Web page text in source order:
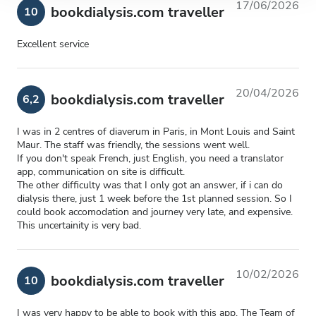
10 bookdialysis.com traveller 17/06/2026
Excellent service
6,2 bookdialysis.com traveller 20/04/2026
I was in 2 centres of diaverum in Paris, in Mont Louis and Saint
Maur. The staff was friendly, the sessions went well.
If you don't speak French, just English, you need a translator
app, communication on site is difficult.
The other difficulty was that I only got an answer, if i can do
dialysis there, just 1 week before the 1st planned session. So I
could book accomodation and journey very late, and expensive.
This uncertainity is very bad.
10 bookdialysis.com traveller 10/02/2026
I was very happy to be able to book with this app. The Team of